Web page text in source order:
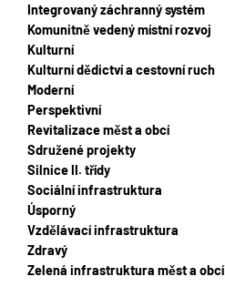
Integrovaný záchranný systém
Komunitně vedený místní rozvoj
Kulturní
Kulturní dědictví a cestovní ruch
Moderní
Perspektivní
Revitalizace měst a obcí
Sdružené projekty
Silnice II. třídy
Sociální infrastruktura
Úsporný
Vzdělávací infrastruktura
Zdravý
Zelená infrastruktura měst a obcí